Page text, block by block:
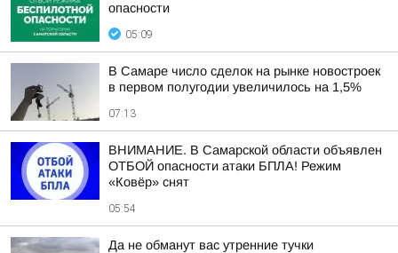
опасности
05:09
В Самаре число сделок на рынке новостроек
в первом полугодии увеличилось на 1,5%
07:13
ВНИМАНИЕ. В Самарской области объявлен
ОТБОЙ опасности атаки БПЛА! Режим
«Ковёр» снят
05:54
Да не обманут вас утренние тучки